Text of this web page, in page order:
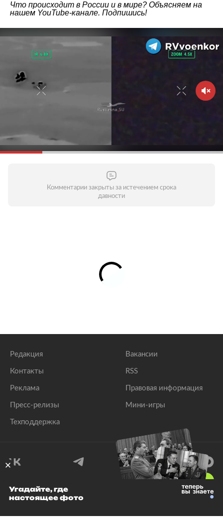
Что происходит в России и в мире? Объясняем на
нашем YouTube-канале. Подпишись!
Комментарии закрыты за истечением срока
давности
Редакция
Контакты
Реклама
Пресс-релизы
Техподдержка
Вакансии
RSS
Правовая информация
Мини-игры
© 1999–2026 Все права защищены.
Угадайте, где
настоящее фото